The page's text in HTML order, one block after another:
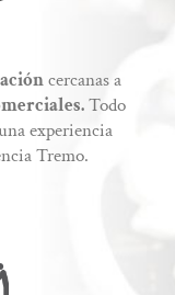
cercanas a
Todo
experiencia
Tremo.